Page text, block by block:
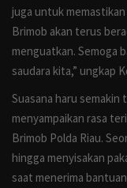
juga untuk
Brimob akan terus
menguatkan. Semoga
saudara kita,” ungkap
Suasana haru semakin
menyampaikan rasa
Brimob Polda Riau.
hingga menyisakan
saat menerima